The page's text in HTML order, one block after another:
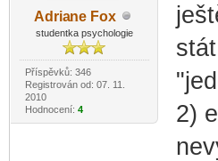
Adriane Fox
studentka psychologie
Příspěvků: 346
Registrován od: 07. 11.
2010
Hodnocení: 4
2)